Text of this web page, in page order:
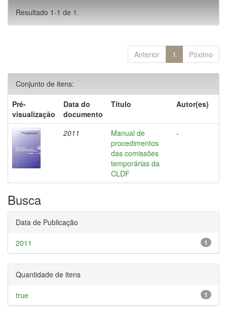
Resultado 1-1 de 1.
Anterior 1 Póximo
Conjunto de itens:
Pré-
visualização
Data do
documento
Título Autor(es)
2011
Manual de
procedimentos
das comissões
temporárias da
CLDF
-
Busca
Data de Publicação
1
2011
Quantidade de itens
1
true